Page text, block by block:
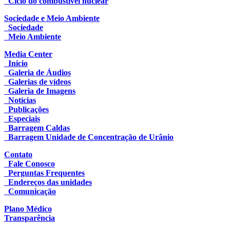
Sociedade e Meio Ambiente
Sociedade
Meio Ambiente
Media Center
Inicio
Galeria de Áudios
Galerias de vídeos
Galeria de Imagens
Notícias
Publicações
Especiais
Barragem Caldas
Barragem Unidade de Concentração de Urânio
Contato
Fale Conosco
Perguntas Frequentes
Endereços das unidades
Comunicação
Plano Médico
Transparência